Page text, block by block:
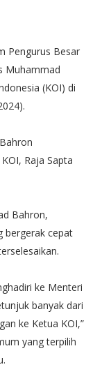
Pengurus Besar
Muhammad
(KOI) di
Raja Sapta
Bahron,
bergerak cepat
ke Menteri
banyak dari
ke Ketua KOI,”
yang terpilih